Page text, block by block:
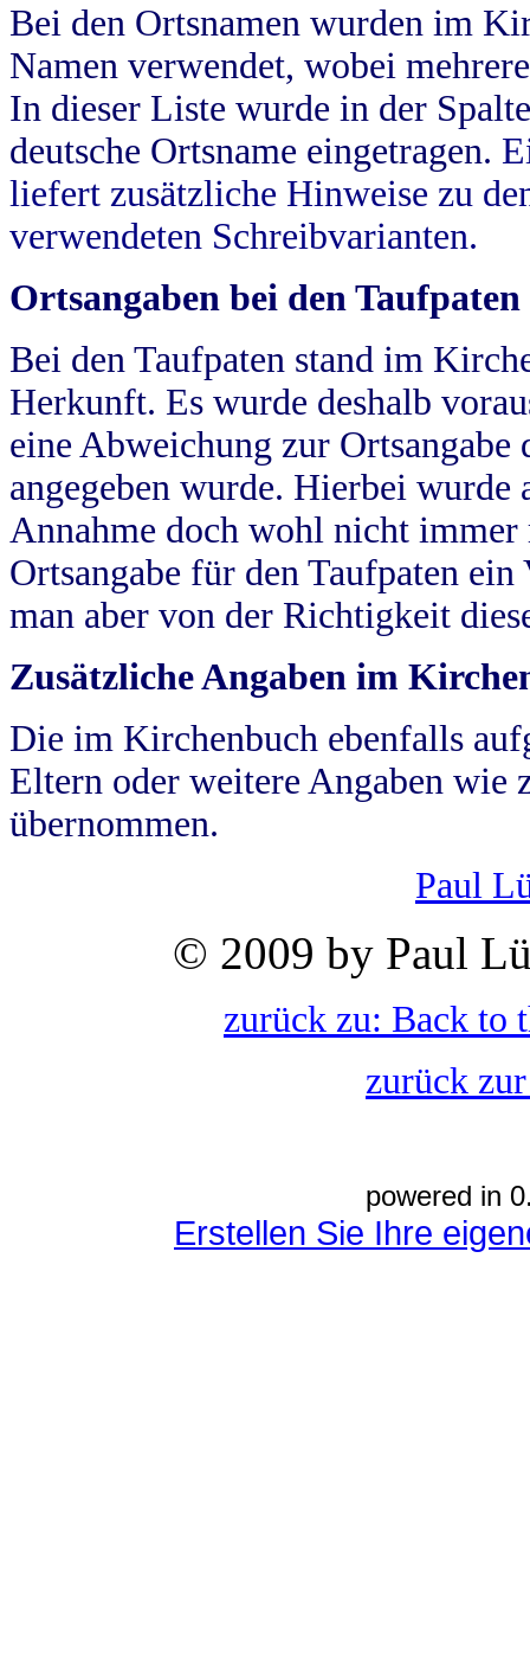
Bei den Ortsnamen wurden im
Namen verwendet, wobei
In dieser Liste wurde in der
deutsche Ortsname eingetragen.
liefert zusätzliche Hinweise zu
verwendeten Schreibvarianten.
Ortsangaben bei den Taufpaten
Bei den Taufpaten stand im
Herkunft. Es wurde deshalb
eine Abweichung zur
angegeben wurde. Hierbei wurde
Annahme doch wohl nicht
Ortsangabe für den Taufpaten
man aber von der Richtigkeit
Zusätzliche Angaben im
Die im Kirchenbuch ebenfalls
Eltern oder weitere Angaben wie
übernommen.
Paul
© 2009 by Paul
zurück zu: Back to
zurück
powered in
Erstellen Sie Ihre